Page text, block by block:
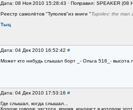
Дата: 08 Ноя 2010 15:28:43 · Поправил: SPEAKER (08
Реестр самолётов "Туполев"из книги "Tupolev: the man
Тыц
Дата: 04 Дек 2010 16:52:42 #
Может кто нибудь слышал борт _- Ольга 516_- высота
Дата: 04 Дек 2010 17:53:16 #
Где слышал, когда слышал...
Короче говоря: частота, время, контекст в котором